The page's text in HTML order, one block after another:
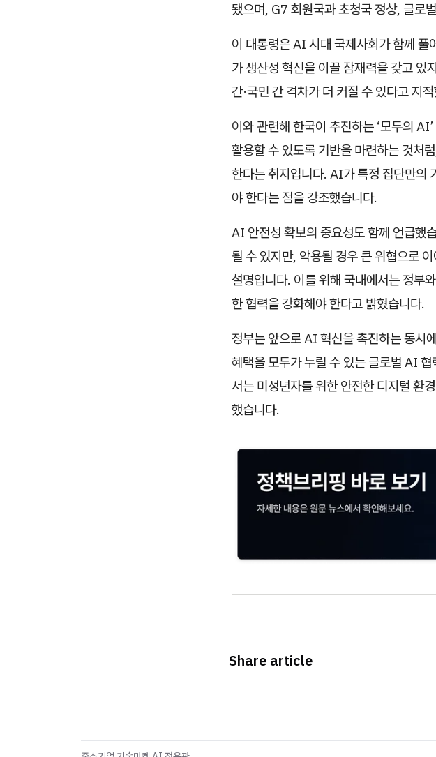
됐으며, G7 회원국과 초청국 정상, 글로
이 대통령은 AI 시대 국제사회가 함께 풀
가 생산성 혁신을 이끌 잠재력을 갖고 있
간·국민 간 격차가 더 커질 수 있다고 지
이와 관련해 한국이 추진하는 ‘모두의
활용할 수 있도록 기반을 마련하는 것처
한다는 취지입니다. AI가 특정 집단만의
야 한다는 점을 강조했습니다.
AI 안전성 확보의 중요성도 함께 언급했
될 수 있지만, 악용될 경우 큰 위협으로
설명입니다. 이를 위해 국내에서는 정부
한 협력을 강화해야 한다고 밝혔습니다.
정부는 앞으로 AI 혁신을 촉진하는 동시
혜택을 모두가 누릴 수 있는 글로벌 AI
서는 미성년자를 위한 안전한 디지털 환
했습니다.
Share article